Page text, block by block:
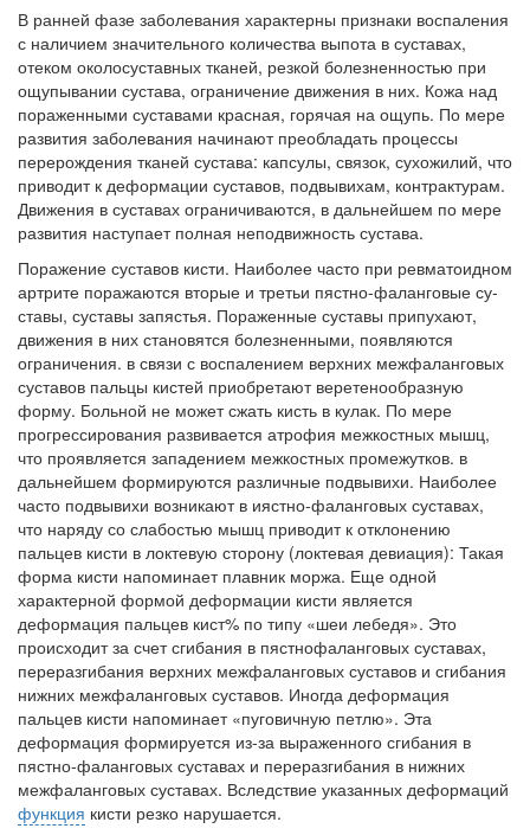
касаются увеличения риска
острой кардиотоксичности и
роста сопутствующих
осложнений от...
Закон о праве родителей находиться с детьми в
реанимации внесен в Госдуму
Соответствующий
законопроект внесен в
палату на
рассмотрение. Суть его
заключается в
нахождении одного из
родителей в
больничной палате
бесплатно, в течении всего срока лечения...
В ранней фазе заболевания характерны признаки воспаления
с наличием значительного количества выпота в суставах,
отеком околосуставных тканей, резкой болезненностью при
ощупывании сустава, ограничение движения в них. Кожа над
пораженными су­ставами красная, горячая на ощупь. По мере
развития заболевания начинают преобладать процессы
перерождения тканей сустава: капсулы, связок, сухожилий, что
приводит к деформации суставов, подвывихам, контрактурам.
Движения в суставах ограничиваются, в дальнейшем по мере
развития наступает полная неподвижность сустава.
Поражение суставов кисти. Наиболее часто при ревматоид­ном
артрите поражаются вторые и третьи пястно-фаланговые су­
ставы, суставы запястья. Пораженные суставы припухают,
движе­ния в них становятся болезненными, появляются
ограничения. в связи с воспалением верхних межфаланговых
суставов пальцы кистей приобретают веретенообразную
форму. Больной не может сжать кисть в кулак. По мере
прогрессирования развивается атро­фия межкостных мышц,
что проявляется западением межкостных промежутков. в
дальнейшем формируются различные подвыви­хи. Наиболее
часто подвывихи возникают в иястно-фаланговых суставах,
что наряду со слабостью мышц приводит к отклонению
пальцев кисти в локтевую сторону (локтевая девиация): Такая
форма кисти напоминает плавник моржа. Еще одной
характерной формой деформации кисти является
деформация пальцев кист% по типу «шеи лебедя». Это
происходит за счет сгибания в пястнофаланговых суставах,
переразгибания верхних межфаланговых суставов и сгибания
нижних межфаланговых суставов. Иногда де­формация
пальцев кисти напоминает «пуговичную петлю». Эта
деформация формируется из-за выраженного сгибания в
пястно-фаланговых суставах и переразгибания в нижних
межфаланговых суставах. Вследствие указанных деформаций
функция кисти рез­ко нарушается.